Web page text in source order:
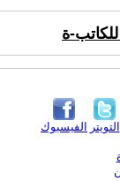
ة
الفيسبوك التويتر